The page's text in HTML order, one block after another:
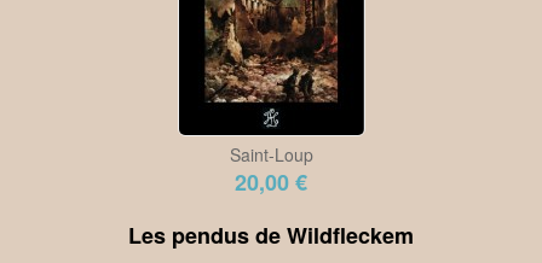
Saint-Loup
20,00 €
Les pendus de Wildfleckem